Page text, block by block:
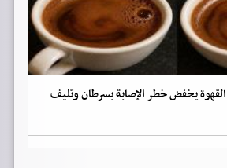
القهوة يخفض خطر الإصابة بسرطان وتليف